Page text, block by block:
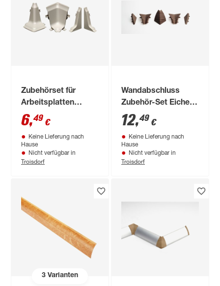
Zubehörset für
Arbeitsplatten
"Jura" grau
6,49 €
Keine Lieferung nach
Hause
Nicht verfügbar in
Troisdorf
Wandabschluss
Zubehör-Set Eiche
Cognac
12,49 €
Keine Lieferung nach
Hause
Nicht verfügbar in
Troisdorf
3Varianten